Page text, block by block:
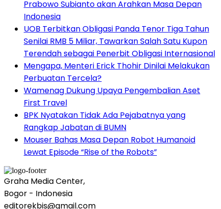
Prabowo Subianto akan Arahkan Masa Depan
Indonesia
UOB Terbitkan Obligasi Panda Tenor Tiga Tahun
Senilai RMB 5 Miliar, Tawarkan Salah Satu Kupon
Terendah sebagai Penerbit Obligasi Internasional
Mengapa, Menteri Erick Thohir Dinilai Melakukan
Perbuatan Tercela?
Wamenag Dukung Upaya Pengembalian Aset
First Travel
BPK Nyatakan Tidak Ada Pejabatnya yang
Rangkap Jabatan di BUMN
Mouser Bahas Masa Depan Robot Humanoid
Lewat Episode “Rise of the Robots”
Graha Media Center,
Bogor - Indonesia
editorekbis@gmail.com